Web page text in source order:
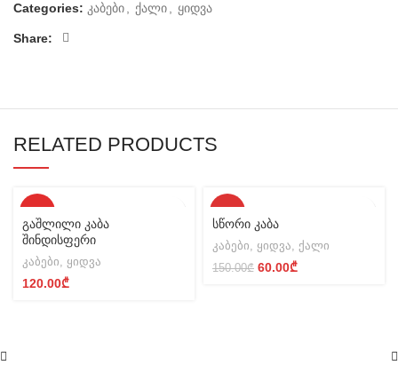
Categories: კაბები ქალი ყიდვა
Share:
RELATED PRODUCTS
გაშლილი კაბა
შინდისფერი
კაბები, ყიდვა
120.00₾
სწორი კაბა
კაბები, ყიდვა, ქალი
150.00₾ Original
60.00₾Current